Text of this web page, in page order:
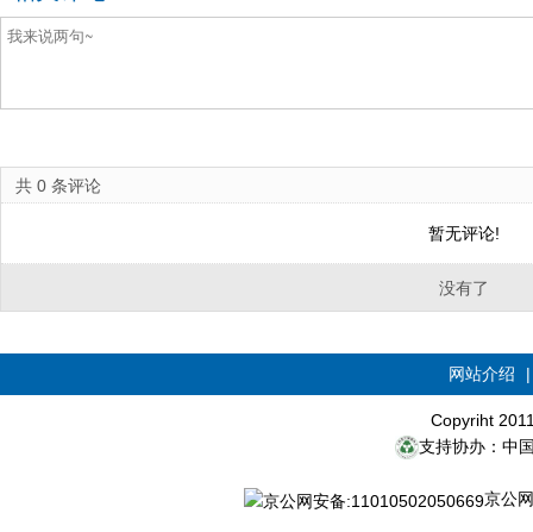
共 0 条评论
暂无评论!
没有了
网站介绍
Copyriht
支持协办：中
京公